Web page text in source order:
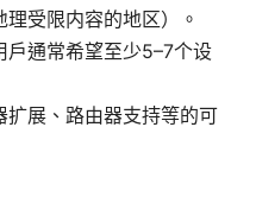
受限内容的地区）。
户通常希望至少5–7个设
展、路由器支持等的可